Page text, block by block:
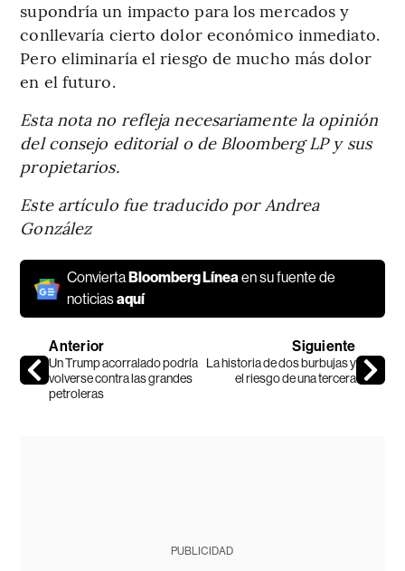
supondría un impacto para los mercados y
conllevaría cierto dolor económico inmediato.
Pero eliminaría el riesgo de mucho más dolor
en el futuro.
Esta nota no refleja necesariamente la opinión
del consejo editorial o de Bloomberg LP y sus
propietarios.
Este artículo fue traducido por Andrea
González
ConviertaBloomberg Líneaen su fuente de
noticiasaquí
Anterior
Un Trump acorralado podría
volverse contra las grandes
petroleras
Siguiente
La historia de dos burbujas y
el riesgo de una tercera
PUBLICIDAD